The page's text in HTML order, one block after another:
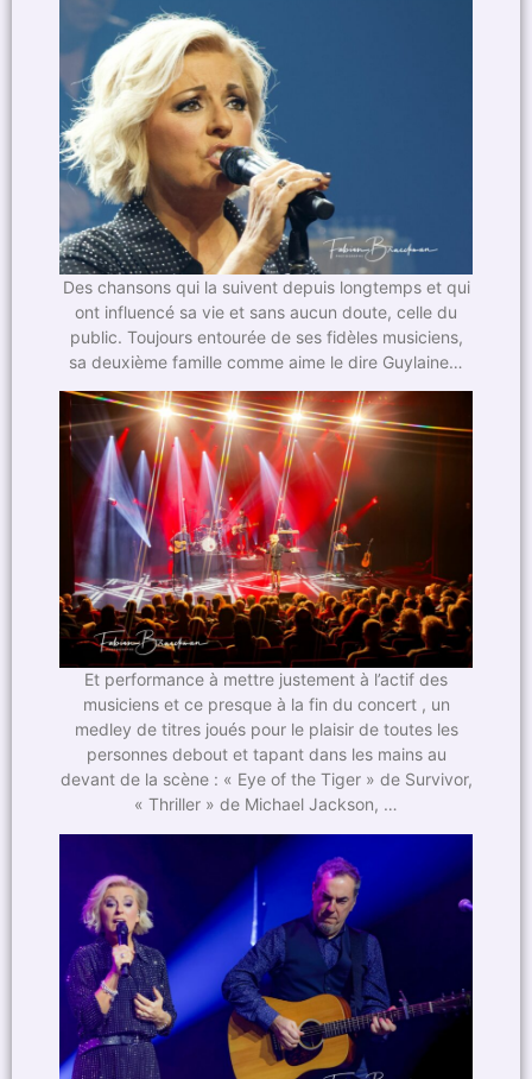
Des chansons qui la suivent depuis longtemps et qui
ont influencé sa vie et sans aucun doute, celle du
public. Toujours entourée de ses fidèles musiciens,
sa deuxième famille comme aime le dire Guylaine…
Et performance à mettre justement à l’actif des
musiciens et ce presque à la fin du concert , un
medley de titres joués pour le plaisir de toutes les
personnes debout et tapant dans les mains au
devant de la scène : « Eye of the Tiger » de Survivor,
« Thriller » de Michael Jackson, …